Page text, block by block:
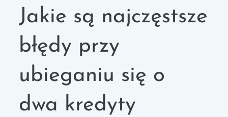
Jakie są najczęstsze
błędy przy
ubieganiu się o
dwa kredyty